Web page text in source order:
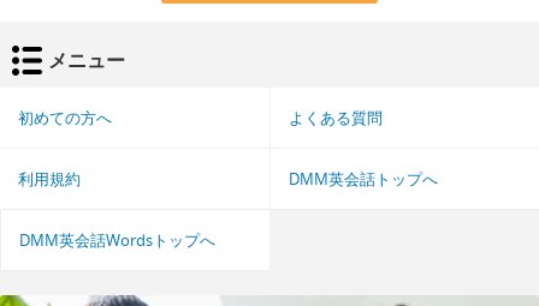
メニュー
初めての方へ よくある質問
利用規約 DMM英会話トップへ
DMM英会話Wordsトップへ